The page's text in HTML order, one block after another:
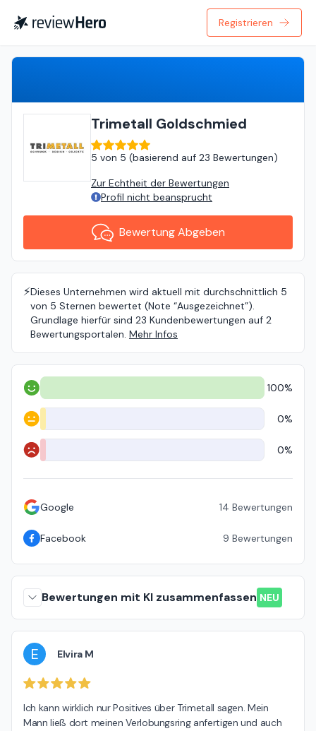
Registrieren
Trimetall Goldschmied
5 von 5 (basierend auf 23 Bewertungen)
Zur Echtheit der Bewertungen
Profil nicht beansprucht
Bewertung Abgeben
⚡️Dieses Unternehmen wird aktuell mit durchschnittlich 5
von 5 Sternen bewertet (Note “Ausgezeichnet”).
Grundlage hierfür sind 23 Kundenbewertungen auf 2
Bewertungsportalen. Mehr Infos
Positiv 100%
Neutral 0%
Negativ 0%
Google 14 Bewertungen
Facebook 9 Bewertungen
Bewertungen mit KI zusammenfassen NEU
E Elvira M
Ich kann wirklich nur Positives über Trimetall sagen. Mein
Mann ließ dort meinen Verlobungsring anfertigen und auch